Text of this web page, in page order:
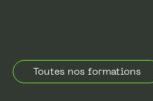
Toutes nos formations